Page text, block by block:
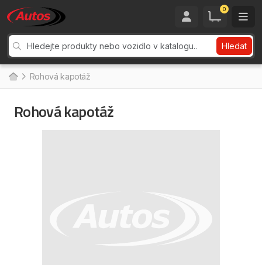
0
Hledat
Rohová kapotáž
Rohová kapotáž